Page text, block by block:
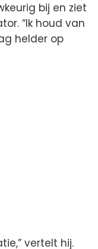
bij en ziet
“Ik houd van
helder op
vertelt hij.